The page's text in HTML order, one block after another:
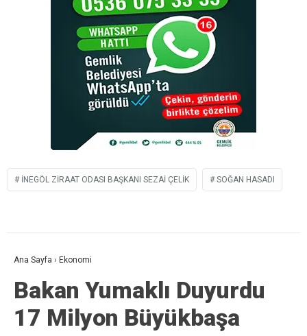
İNEGÖL ZIRAAT ODASI BAŞKANI SEZAI ÇELIK SOĞAN HASADI
Ana Sayfa › Ekonomi
Bakan Yumaklı Duyurdu
17 Milyon Büyükbaşa